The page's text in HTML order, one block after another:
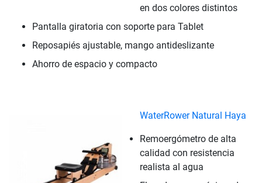
en dos colores distintos
Pantalla giratoria con soporte para Tablet
Reposapiés ajustable, mango antideslizante
Ahorro de espacio y compacto
WaterRower Natural Haya
Remoergómetro de alta
calidad con resistencia
realista al agua